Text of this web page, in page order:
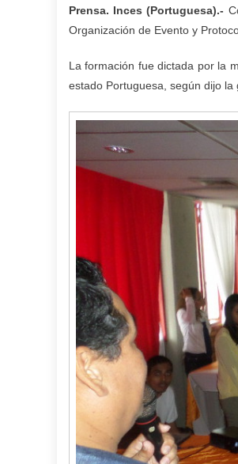
Prensa. Inces(Portuguesa).-
Organización de Evento y
La formación fue dictada por la
estado Portuguesa, según dijo la